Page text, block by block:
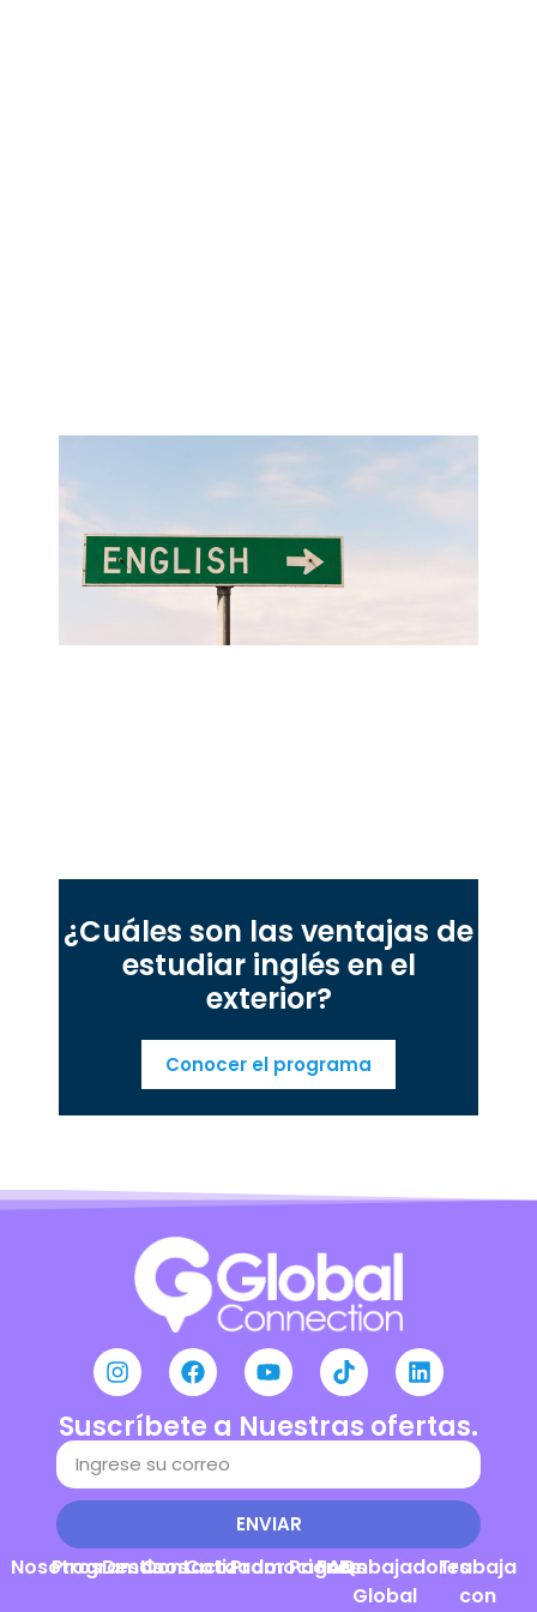
¿Cuáles son las ventajas de
estudiar inglés en el
exterior?
Conocer el programa
Suscríbete a Nuestras ofertas.
ENVIAR
Nosotros
Programas
Destinos
Contacto
Cotizador
Promociones
Pagos
FAQs
Embajadores
Global
Trabaja
con